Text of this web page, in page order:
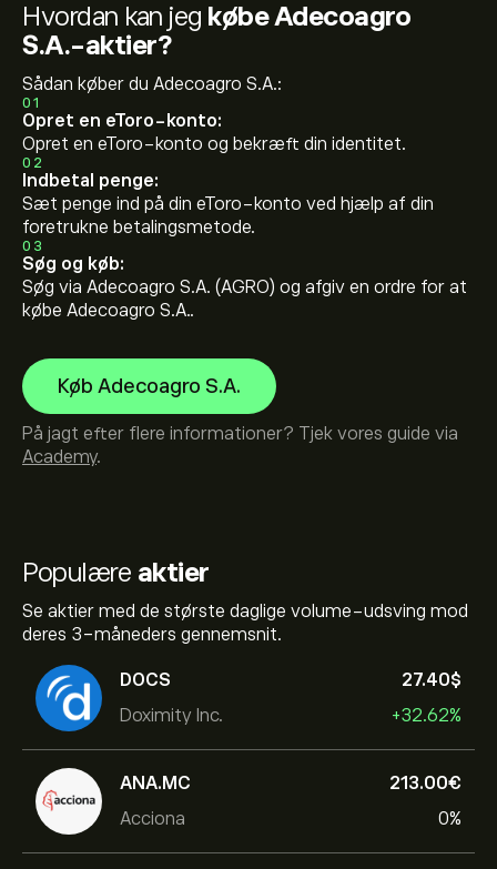
Populære aktier
Se aktier med de største daglige volume-udsving mod
deres 3-måneders gennemsnit.
DOCS
Doximity Inc.
27.40‎$‎
+32.62%
ANA.MC
Acciona
213.00‎€‎
0%
Hvordan kan jeg købe Adecoagro
S.A.-aktier?
Sådan køber du Adecoagro S.A.:
01
Opret en eToro-konto:
Opret en eToro-konto og bekræft din identitet.
02
Indbetal penge:
Sæt penge ind på din eToro-konto ved hjælp af din
foretrukne betalingsmetode.
03
Søg og køb:
Søg via Adecoagro S.A. (AGRO) og afgiv en ordre for at
købe Adecoagro S.A..
Køb Adecoagro S.A.
På jagt efter flere informationer? Tjek vores guide via
Academy.